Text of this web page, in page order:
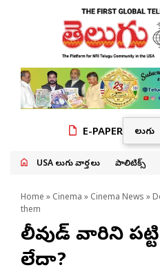
E-PAPER
USA తెలుగు వార్తలు పాలిటిక్స్
Home » Cinema » Cinema News »
them
టాలీవుడ్ వారిని
లేదా?